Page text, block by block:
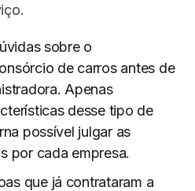
sobre o
de carros antes de
Apenas
desse tipo de
possível julgar as
por cada empresa.
que já contrataram a